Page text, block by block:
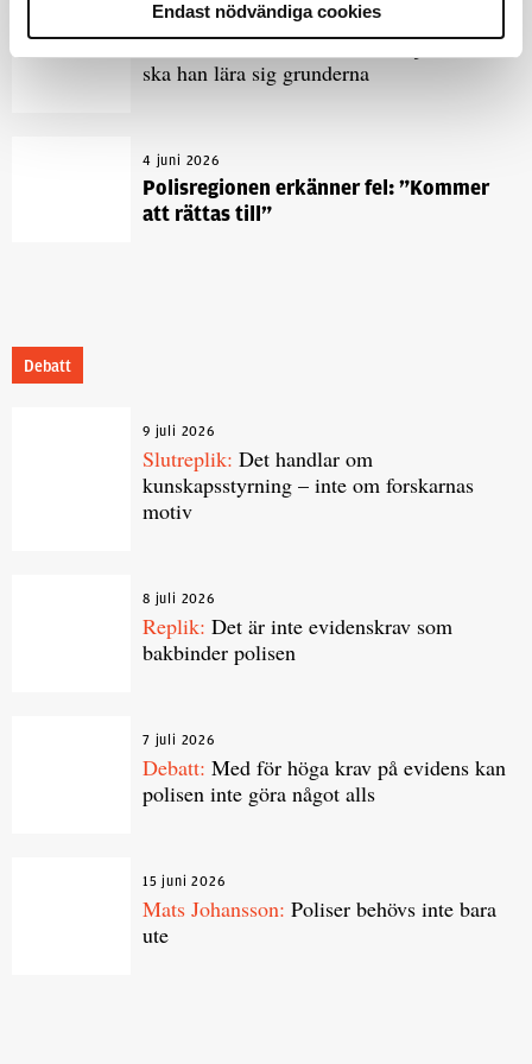
Endast nödvändiga cookies
1 juni 2026
Jens Mårtensson:Snart 20 år i tjänst – nu
ska han lära sig grunderna
4 juni 2026
Polisregionen erkänner fel: ”Kommer
att rättas till”
Debatt
9 juli 2026
Slutreplik: Det handlar om
kunskapsstyrning – inte om forskarnas
motiv
8 juli 2026
Replik: Det är inte evidenskrav som
bakbinder polisen
7 juli 2026
Debatt: Med för höga krav på evidens kan
polisen inte göra något alls
15 juni 2026
Mats Johansson: Poliser behövs inte bara
ute